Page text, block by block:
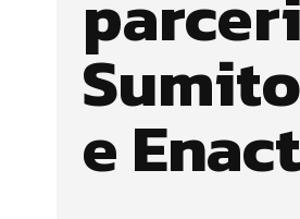
e